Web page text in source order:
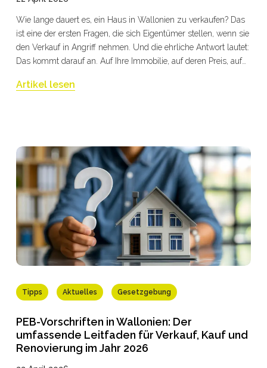
Wie lange dauert es, ein Haus in Wallonien zu verkaufen? Das
ist eine der ersten Fragen, die sich Eigentümer stellen, wenn sie
den Verkauf in Angriff nehmen. Und die ehrliche Antwort lautet:
Das kommt darauf an. Auf Ihre Immobilie, auf deren Preis, auf
für die Sie sich entscheiden.
Artikel lesen
Tipps Aktuelles Gesetzgebung
PEB-Vorschriften in Wallonien: Der
umfassende Leitfaden für Verkauf, Kauf und
Renovierung im Jahr 2026